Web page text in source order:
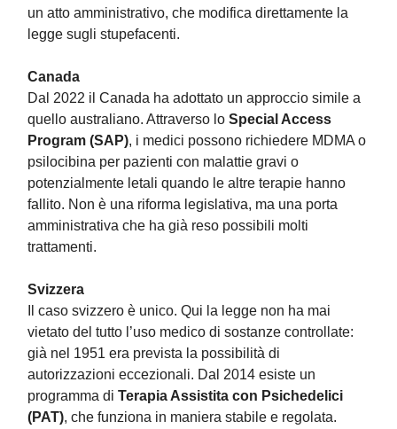
un atto amministrativo, che modifica direttamente la
legge sugli stupefacenti.
Canada
Dal 2022 il Canada ha adottato un approccio simile a
quello australiano. Attraverso lo Special Access
Program (SAP), i medici possono richiedere MDMA o
psilocibina per pazienti con malattie gravi o
potenzialmente letali quando le altre terapie hanno
fallito. Non è una riforma legislativa, ma una porta
amministrativa che ha già reso possibili molti
trattamenti.
Svizzera
Il caso svizzero è unico. Qui la legge non ha mai
vietato del tutto l’uso medico di sostanze controllate:
già nel 1951 era prevista la possibilità di
autorizzazioni eccezionali. Dal 2014 esiste un
programma di Terapia Assistita con Psichedelici
(PAT), che funziona in maniera stabile e regolata.